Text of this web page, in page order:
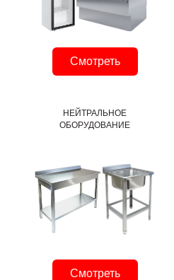
Смотреть
НЕЙТРАЛЬНОЕ
ОБОРУДОВАНИЕ
Смотреть